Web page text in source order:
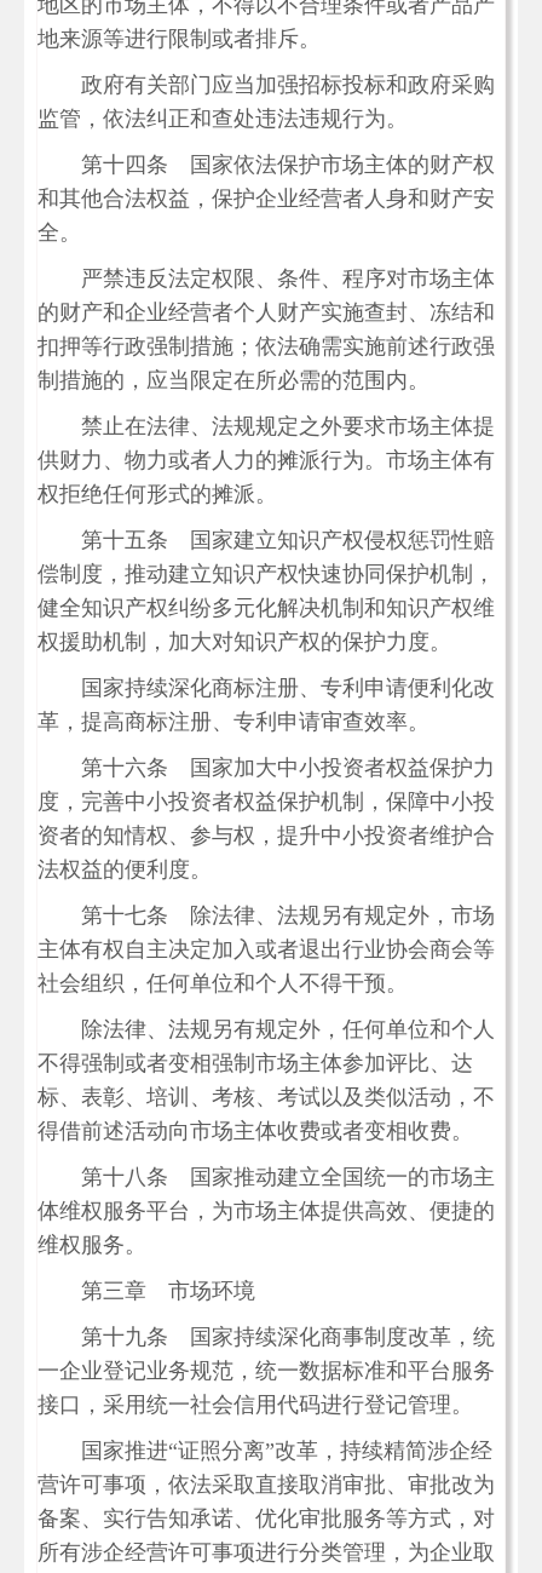
地区的市场主体，不得以不合理条件或者产品产
地来源等进行限制或者排斥。
政府有关部门应当加强招标投标和政府采购
监管，依法纠正和查处违法违规行为。
第十四条 国家依法保护市场主体的财产权
和其他合法权益，保护企业经营者人身和财产安
全。
严禁违反法定权限、条件、程序对市场主体
的财产和企业经营者个人财产实施查封、冻结和
扣押等行政强制措施；依法确需实施前述行政强
制措施的，应当限定在所必需的范围内。
禁止在法律、法规规定之外要求市场主体提
供财力、物力或者人力的摊派行为。市场主体有
权拒绝任何形式的摊派。
第十五条 国家建立知识产权侵权惩罚性赔
偿制度，推动建立知识产权快速协同保护机制，
健全知识产权纠纷多元化解决机制和知识产权维
权援助机制，加大对知识产权的保护力度。
国家持续深化商标注册、专利申请便利化改
革，提高商标注册、专利申请审查效率。
第十六条 国家加大中小投资者权益保护力
度，完善中小投资者权益保护机制，保障中小投
资者的知情权、参与权，提升中小投资者维护合
法权益的便利度。
第十七条 除法律、法规另有规定外，市场
主体有权自主决定加入或者退出行业协会商会等
社会组织，任何单位和个人不得干预。
除法律、法规另有规定外，任何单位和个人
不得强制或者变相强制市场主体参加评比、达
标、表彰、培训、考核、考试以及类似活动，不
得借前述活动向市场主体收费或者变相收费。
第十八条 国家推动建立全国统一的市场主
体维权服务平台，为市场主体提供高效、便捷的
维权服务。
第三章 市场环境
第十九条 国家持续深化商事制度改革，统
一企业登记业务规范，统一数据标准和平台服务
接口，采用统一社会信用代码进行登记管理。
国家推进“证照分离”改革，持续精简涉企经
营许可事项，依法采取直接取消审批、审批改为
备案、实行告知承诺、优化审批服务等方式，对
所有涉企经营许可事项进行分类管理，为企业取